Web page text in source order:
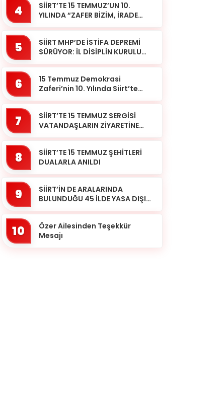
TUTUKLAND...
4
SİİRT’TE 15 TEMMUZ’UN 10.
YILINDA “ZAFER BİZİM, İRADE
5
SİİRT MHP’DE İSTİFA DEPREMİ
SÜRÜYOR: İL DİSİPLİN KURULU
6
15 Temmuz Demokrasi
Zaferi’nin 10. Yılında Siirt’te
7
SİİRT’TE 15 TEMMUZ SERGİSİ
VATANDAŞLARIN ZİYARETİNE
8
SİİRT’TE 15 TEMMUZ ŞEHİTLERİ
DUALARLA ANILDI
9
SİİRT’İN DE ARALARINDA
BULUNDUĞU 45 İLDE YASA DIŞI
10
Özer Ailesinden Teşekkür
Mesajı